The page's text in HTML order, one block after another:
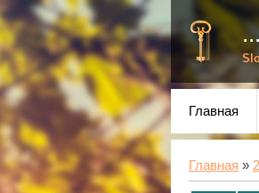
Главная
Главная »